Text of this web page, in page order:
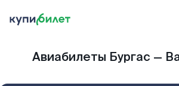
Авиабилеты Бургас —